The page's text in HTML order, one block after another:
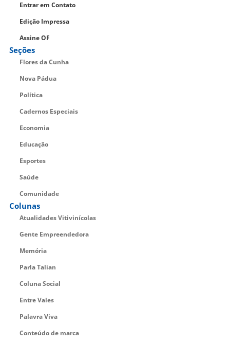
Entrar em Contato
Edição Impressa
Assine OF
Seções
Flores da Cunha
Nova Pádua
Política
Cadernos Especiais
Economia
Educação
Esportes
Saúde
Comunidade
Colunas
Atualidades Vitivinícolas
Gente Empreendedora
Memória
Parla Talian
Coluna Social
Entre Vales
Palavra Viva
Conteúdo de marca